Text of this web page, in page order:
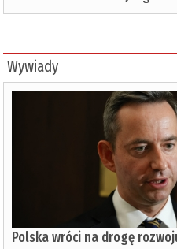
Wywiady
Polska wróci na drogę